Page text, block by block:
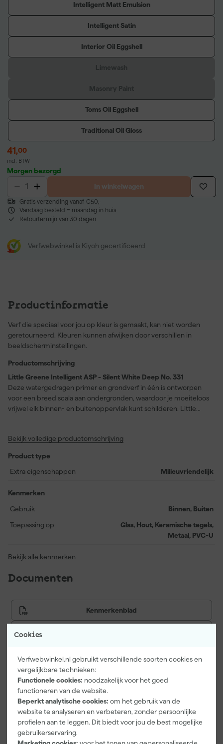
Cookies
Verfwebwinkel.nl gebruikt verschillende soorten cookies en
vergelijkbare technieken:
Functionele cookies: noodzakelijk voor het goed
functioneren van de website.
Beperkt analytische cookies: om het gebruik van de
website te analyseren en verbeteren, zonder persoonlijke
profielen aan te leggen. Dit biedt voor jou de best mogelijke
gebruikerservaring.
Intelligent Matt Emulsion
Intelligent Satin
Interior Oil Eggshell
Toms Oil Eggshell
Traditional Oil Gloss
41,00
incl. BTW
Morgen bezorgd
In winkelwagen
Gratis verzending vanaf €50,-
Vandaag besteld = maandag in huis
Retourtermijn van 30 dagen
Verfwebwinkel is Kiyoh gecertificeerd
Productinformatie
Verf die speciaal voor jou op kleur is gemaakt, kan niet worden
geretourneerd. Kleuren kunnen afwijken door verschillen in
beeldscherminstellingen.
Productomschrijving
Little Greene Intelligent ASP - Silent White Deep No. 331
Deze watergedragen primer en grondverf in één is ontworpen
voor een breed scala aan ondergronden, waardoor je moeiteloos
vrijwel elk binnen- en buitenoppervlak kunt schilderen. Little
twee uur, ideaal voor projecten die je snel wilt afronden. Dankzij
zoals hout, metaal, keramische tegels, gelamineerd materiaal, glas
en PVC-U. Met een rendement van circa 14 meter per liter is het
deze primer is altijd iets lichter dan de uiteindelijke verfkleur,
onder alle ‘Intelligent’ afwerkingen en binnen- én
buitentoepassingen.
Bekijk volledige productomschrijving
Product type
Extra eigenschappen
Milieuvriendelijk
Kenmerken
Gebruik
Binnen, Buiten
Toepassing op
Glas, Hout, Keramische tegels,
Metaal, PVC-U
Bekijk alle kenmerken
Documenten
Kenmerkenblad
Vaak gekocht met